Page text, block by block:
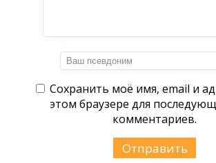
Сохранить моё имя, email и
этом браузере для
комментариев.